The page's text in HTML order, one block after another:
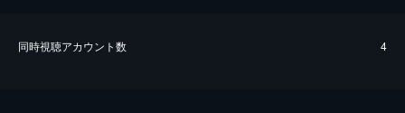
同時視聴アカウント数 4